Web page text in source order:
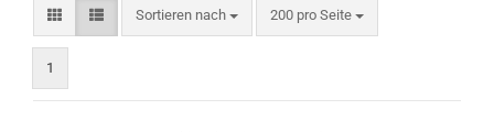
Sortieren nach 200 pro Seite
1